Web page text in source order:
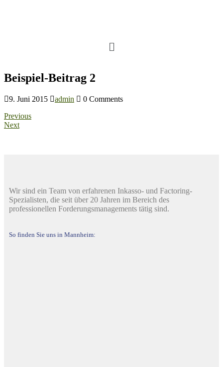
Beispiel-Beitrag 2
9. Juni 2015 admin
0 Comments
Previous
Next
Wir sind ein Team von erfahrenen Inkasso- und Factoring-
Spezialisten, die seit über 20 Jahren im Bereich des
professionellen Forderungsmanagements tätig sind.
So finden Sie uns in Mannheim: